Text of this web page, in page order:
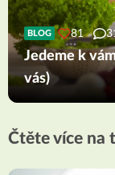
BLOG 81
Jedeme k
vás)
Čtěte více na